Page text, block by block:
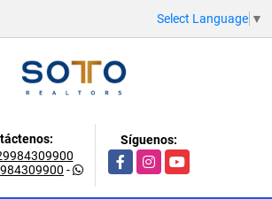
Select Language ▼
-
Síguenos:
FacebookInstagramYouTube